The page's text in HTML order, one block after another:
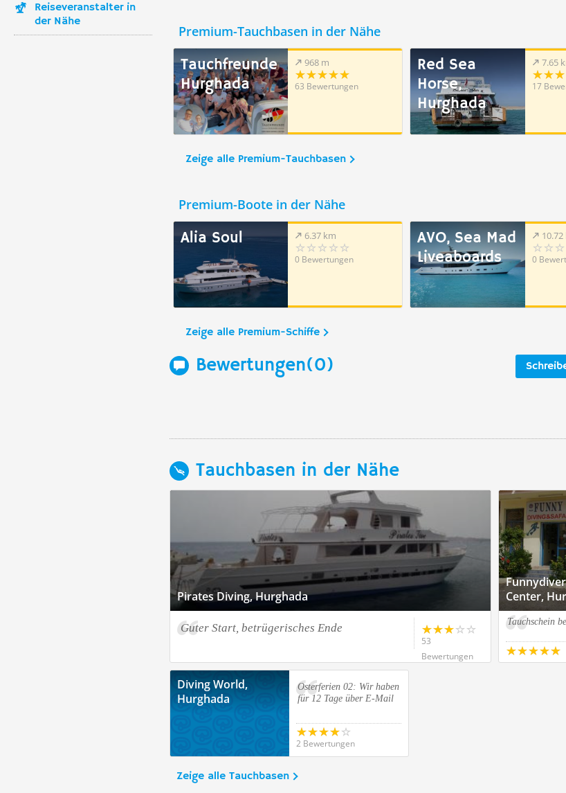
Reiseveranstalter in
der Nähe
Premium-Tauchbasen in der Nähe
Tauchfreunde
Hurghada
968 m
63 Bewertungen
Red Sea
Horse,
Hurghada
7.65
17
Zeige alle Premium-Tauchbasen
Premium-Boote in der Nähe
Alia Soul 6.37 km
0 Bewertungen
AVO, Sea Mad
Liveaboards
0
Zeige alle Premium-Schiffe
Bewertungen(0)
Tauchbasen in der Nähe
Pirates Diving, Hurghada
Guter Start, betrügerisches Ende
53
Bewertungen
Center,
Tauchschein
Diving World,
Hurghada
Osterferien 02: Wir haben
für 12 Tage über E-Mail
2 Bewertungen
Zeige alle Tauchbasen